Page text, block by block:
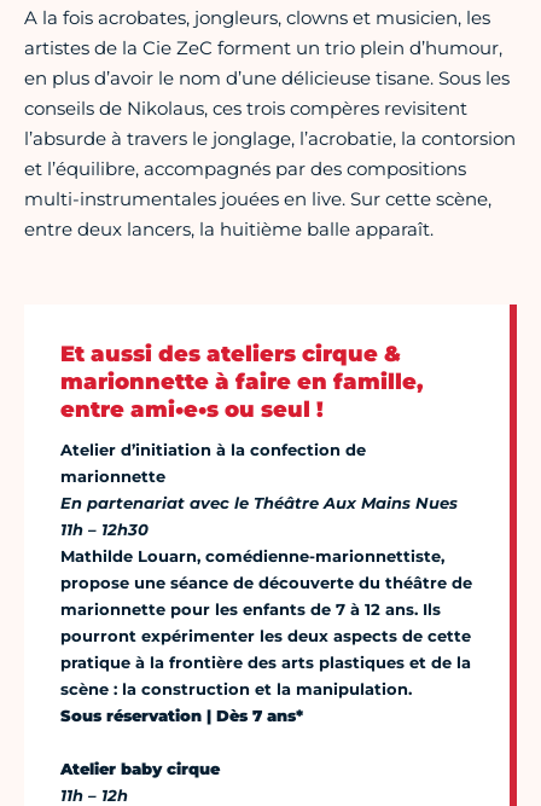
A la fois acrobates, jongleurs, clowns et musicien, les
artistes de la Cie ZeC forment un trio plein d’humour,
en plus d’avoir le nom d’une délicieuse tisane. Sous les
conseils de Nikolaus, ces trois compères revisitent
l’absurde à travers le jonglage, l’acrobatie, la contorsion
et l’équilibre, accompagnés par des compositions
multi-instrumentales jouées en live. Sur cette scène,
entre deux lancers, la huitième balle apparaît.
Et aussi des ateliers cirque &
marionnette à faire en famille,
entre ami•e•s ou seul !
Atelier d’initiation à la confection de
marionnette
En partenariat avec le Théâtre Aux Mains Nues
11h – 12h30
Mathilde Louarn, comédienne-marionnettiste,
propose une séance de découverte du théâtre de
marionnette pour les enfants de 7 à 12 ans. Ils
pourront expérimenter les deux aspects de cette
pratique à la frontière des arts plastiques et de la
scène : la construction et la manipulation.
Sous réservation | Dès 7 ans*
Atelier baby cirque
11h – 12h